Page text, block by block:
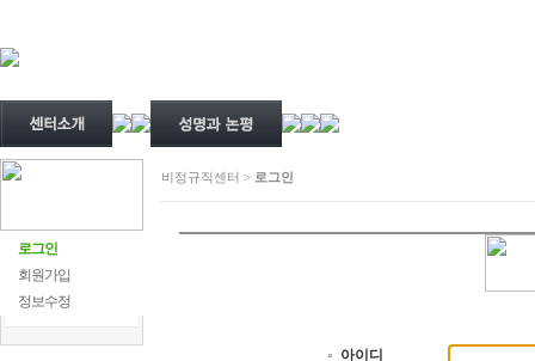
로그인
회원가입
정보수정
비정규직센터 > 로그인
아이디